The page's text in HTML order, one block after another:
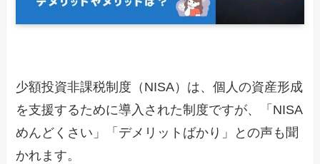
少額投資非課税制度（NISA）は、個人の資産形成
を支援するために導入された制度ですが、「NISA
めんどくさい」「デメリットばかり」との声も聞
かれます。